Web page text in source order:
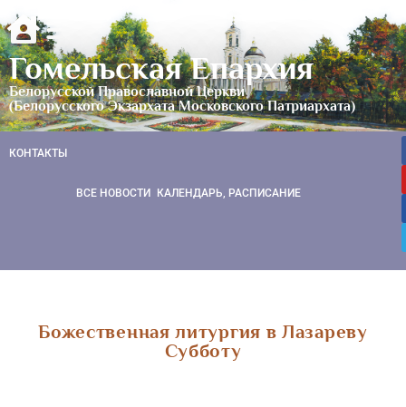
Гомельская Епархия
Белорусской Православной Церкви
(Белорусского Экзархата Московского Патриархата)
КОНТАКТЫ
ВСЕ НОВОСТИ КАЛЕНДАРЬ, РАСПИСАНИЕ
Божественная литургия в Лазареву
Субботу